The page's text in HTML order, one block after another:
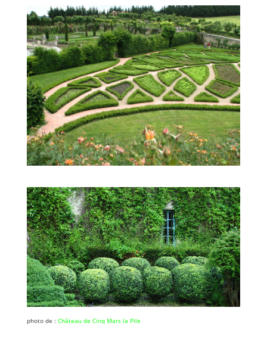
photo de : Château de Cinq Mars la Pile